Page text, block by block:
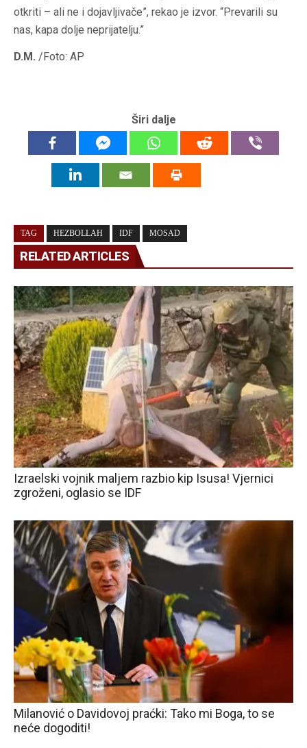
otkriti – ali ne i dojavljivače”, rekao je izvor. “Prevarili su
nas, kapa dolje neprijatelju.”
D.M. /Foto: AP
Širi dalje
TAG HEZBOLLAH IDF MOSAD
RELATED ARTICLES
Izraelski vojnik maljem razbio kip Isusa! Vjernici
zgroženi, oglasio se IDF
Milanović o Davidovoj praćki: Tako mi Boga, to se
neće dogoditi!